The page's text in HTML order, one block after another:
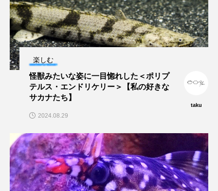
文学 料理 新海生物 新潟市
旅行 日本固有種 旬 書籍
未利用魚
桂浜水族館 梅雨 棘皮動物
水槽 水生昆虫 水生生物 汽水域
河川 沼津港深海水族館 法律 海
楽しむ
怪獣みたいな姿に一目惚れした＜ポリプ
テルス・エンドリケリー＞【私の好きな
サカナたち】
taku
2024.08.29